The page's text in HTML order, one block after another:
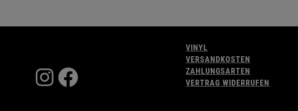
Instagram
Facebook
VINYL
VERSANDKOSTEN
ZAHLUNGSARTEN
VERTRAG WIDERRUFEN